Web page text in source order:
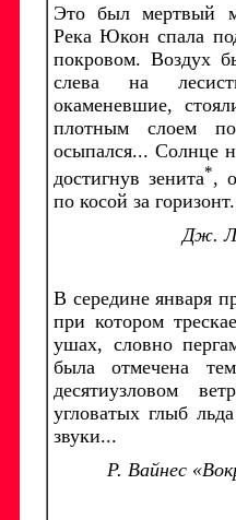
Это был мертвый
Река Юкон спала
покровом. Воздух
слева на
окаменевшие,
плотным слоем
осыпался... Солнце
достигнув зенита*,
по косой за горизонт.
Дж.
В середине января
при котором
ушах, словно
была отмечена
десятиузловом
угловатых глыб
звуки...
Р. Вайнес